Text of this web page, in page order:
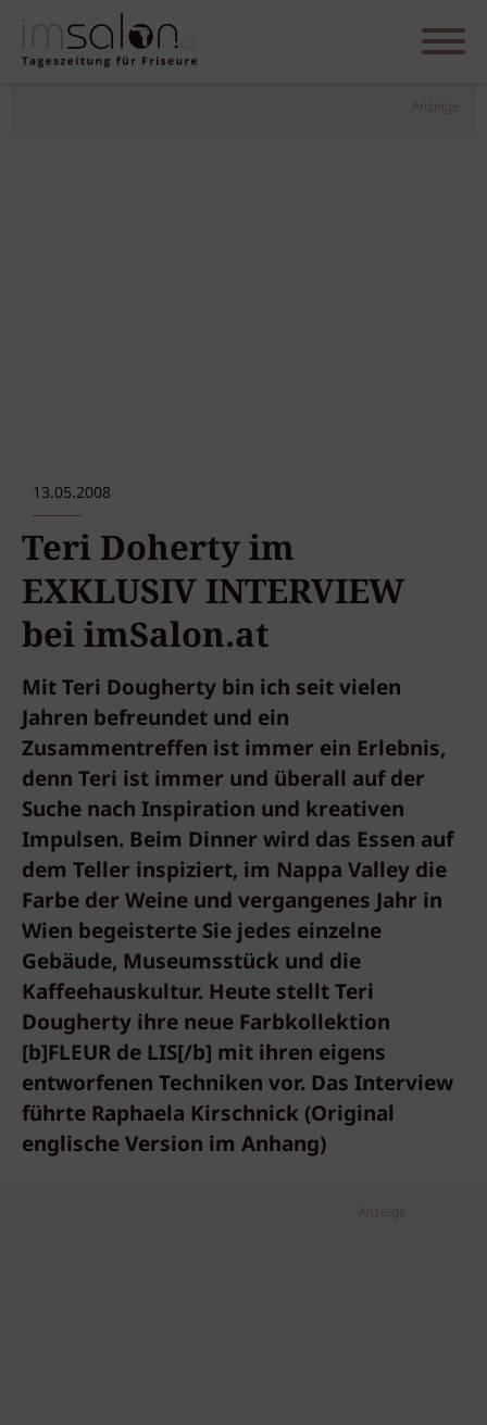
Anzeige
13.05.2008
Teri Doherty im
EXKLUSIV INTERVIEW
bei imSalon.at
Mit Teri Dougherty bin ich seit vielen
Jahren befreundet und ein
Zusammentreffen ist immer ein Erlebnis,
denn Teri ist immer und überall auf der
Suche nach Inspiration und kreativen
Impulsen. Beim Dinner wird das Essen auf
dem Teller inspiziert, im Nappa Valley die
Farbe der Weine und vergangenes Jahr in
Wien begeisterte Sie jedes einzelne
Gebäude, Museumsstück und die
Kaffeehauskultur. Heute stellt Teri
Dougherty ihre neue Farbkollektion
[b]FLEUR de LIS[/b] mit ihren eigens
entworfenen Techniken vor. Das Interview
führte Raphaela Kirschnick (Original
englische Version im Anhang)
Anzeige